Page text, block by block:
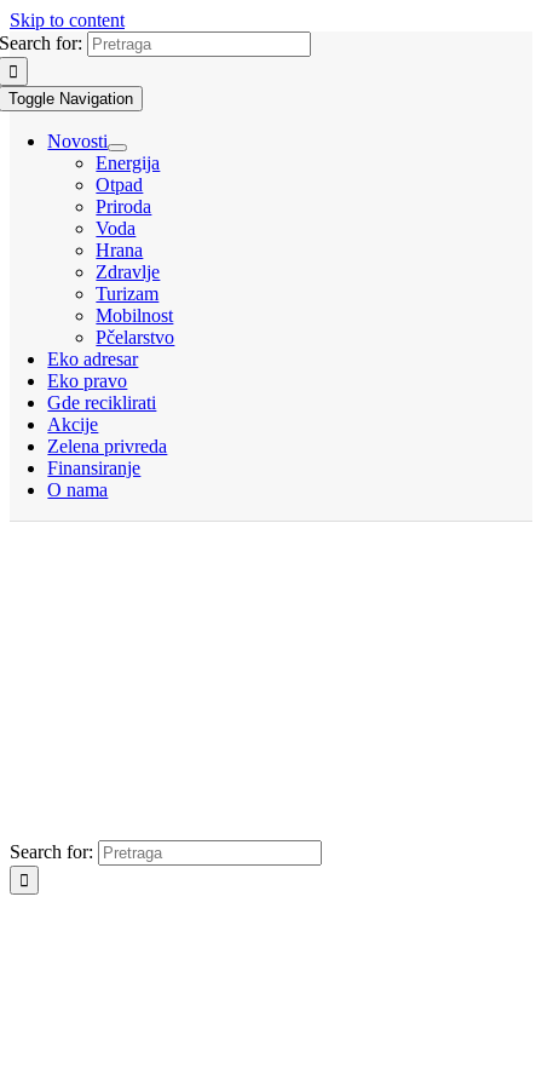
Skip to content
Search for:
Toggle Navigation
Novosti
Energija
Otpad
Priroda
Voda
Hrana
Zdravlje
Turizam
Mobilnost
Pčelarstvo
Eko adresar
Eko pravo
Gde reciklirati
Akcije
Zelena privreda
Finansiranje
O nama
Search for: